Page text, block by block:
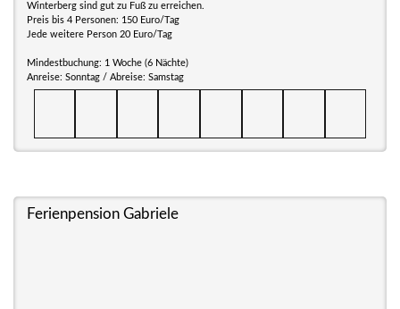
Winterberg sind gut zu Fuß zu erreichen.
Preis bis 4 Personen: 150 Euro/Tag
Jede weitere Person 20 Euro/Tag
Mindestbuchung: 1 Woche (6 Nächte)
Anreise: Sonntag / Abreise: Samstag
Ferienpension Gabriele